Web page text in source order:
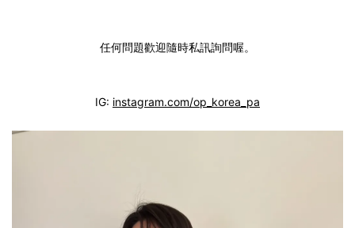
任何問題歡迎隨時私訊詢問喔。
IG: instagram.com/op_korea_pa